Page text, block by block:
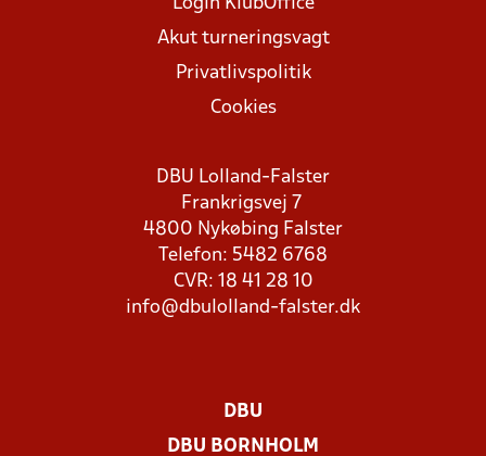
Login KlubOffice
Akut turneringsvagt
Privatlivspolitik
Cookies
DBU Lolland-Falster
Frankrigsvej 7
4800 Nykøbing Falster
Telefon: 5482 6768
CVR: 18 41 28 10
info@dbulolland-falster.dk
DBU
DBU BORNHOLM